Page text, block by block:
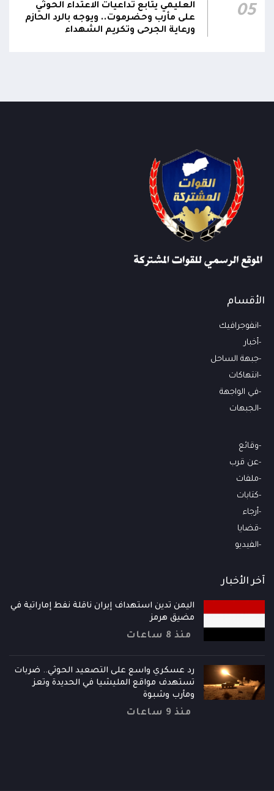
05
العليمي يتابع تداعيات الاعتداء الحوثي
على مأرب وحضرموت.. ويوجه بالرد الحازم
ورعاية الجرحى وتكريم الشهداء
الأقسام
انفوجرافيك
أخبار
جبهة الساحل
انتهاكات
في الواجهة
الجبهات
وقائع
عن قرب
ملفات
كتابات
أرجاء
قضايا
الفيديو
آخر الأخبار
اليمن تدين استهداف إيران ناقلة نفط إماراتية في
مضيق هرمز
منذ 8 ساعات
رد عسكري واسع على التصعيد الحوثي.. ضربات
تستهدف مواقع المليشيا في الحديدة وتعز
ومأرب وشبوة
منذ 9 ساعات